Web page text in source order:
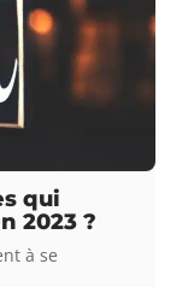
qui
2023 ?
à se